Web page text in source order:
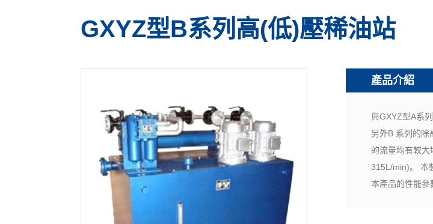
GXYZ型B系列高(低)壓稀油站
產品介紹
與GXYZ型A系
另外B 系列的除
的流量均有較
315L/min)。 本
本產品的性能參